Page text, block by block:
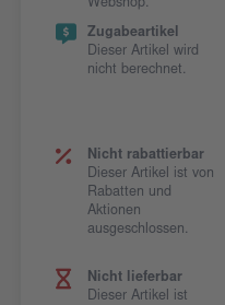
Webshop.
Zugabeartikel
Dieser Artikel wird
nicht berechnet.
Nicht rabattierbar
Dieser Artikel ist von
Rabatten und
Aktionen
ausgeschlossen.
Nicht lieferbar
Dieser Artikel ist